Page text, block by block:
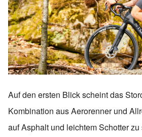
Auf den ersten Blick scheint das
Kombination aus Aerorenner und
auf Asphalt und leichtem Schotter